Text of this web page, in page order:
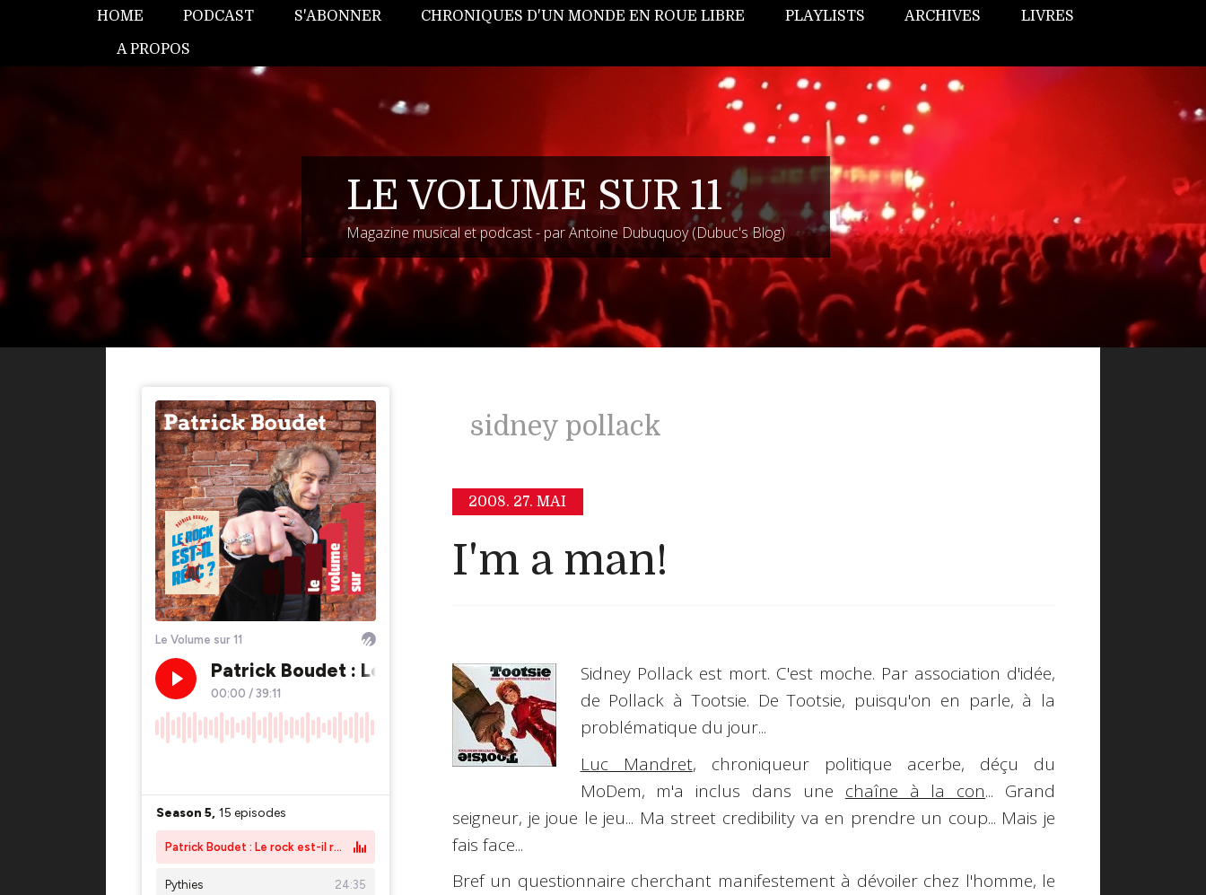
HOME PODCAST S'ABONNER CHRONIQUES D'UN MONDE EN ROUE LIBRE PLAYLISTS ARCHIVES LIVRES
A PROPOS
LE VOLUME SUR 11
Magazine musical et podcast - par Antoine Dubuquoy (Dubuc's Blog)
sidney pollack
2008. 27. MAI
I'm a man!
Sidney Pollack est mort. C'est moche. Par association d'idée,
de Pollack à Tootsie. De Tootsie, puisqu'on en parle, à la
problématique du jour...
Luc Mandret, chroniqueur politique acerbe, déçu du
MoDem, m'a inclus dans une chaîne à la con... Grand
seigneur, je joue le jeu... Ma street credibility va en prendre un coup... Mais je
fais face...
Bref un questionnaire cherchant manifestement à dévoiler chez l'homme, le